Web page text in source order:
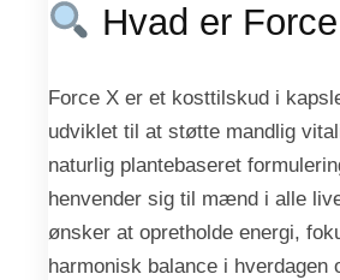
Hvad er
Force X er et kosttilskud i
udviklet til at støtte mandlig
naturlig plantebaseret
henvender sig til mænd i alle
ønsker at opretholde energi,
harmonisk balance i hverdagen